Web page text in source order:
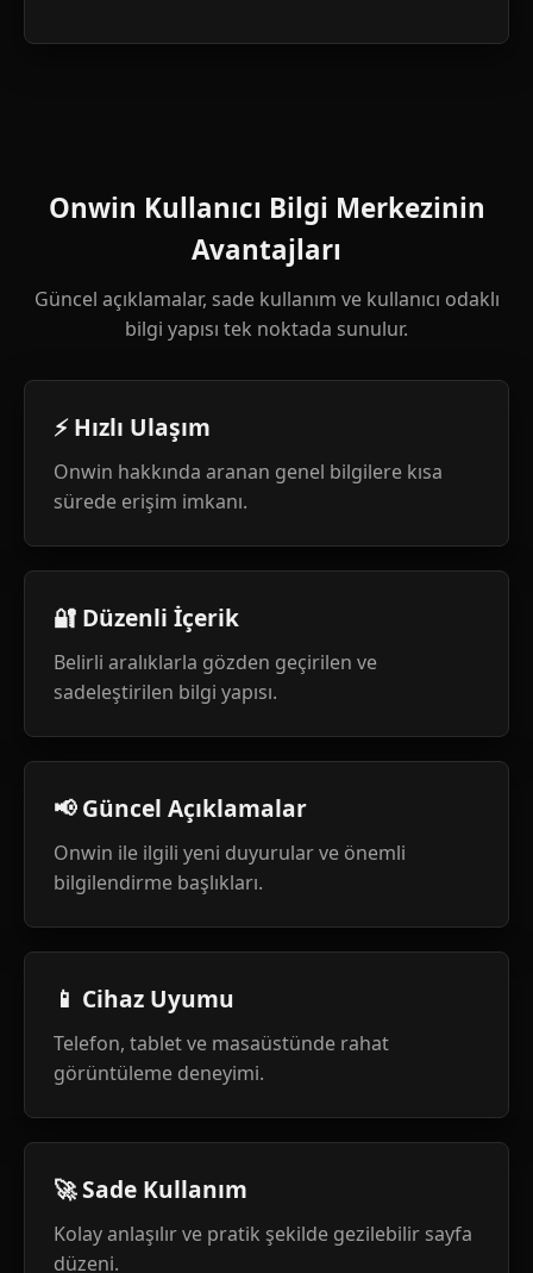
Onwin Kullanıcı Bilgi Merkezinin
Avantajları
Güncel açıklamalar, sade kullanım ve kullanıcı odaklı
bilgi yapısı tek noktada sunulur.
⚡ Hızlı Ulaşım
Onwin hakkında aranan genel bilgilere kısa
sürede erişim imkanı.
🔐 Düzenli İçerik
Belirli aralıklarla gözden geçirilen ve
sadeleştirilen bilgi yapısı.
📢 Güncel Açıklamalar
Onwin ile ilgili yeni duyurular ve önemli
bilgilendirme başlıkları.
📱 Cihaz Uyumu
Telefon, tablet ve masaüstünde rahat
görüntüleme deneyimi.
🚀 Sade Kullanım
Kolay anlaşılır ve pratik şekilde gezilebilir sayfa
düzeni.